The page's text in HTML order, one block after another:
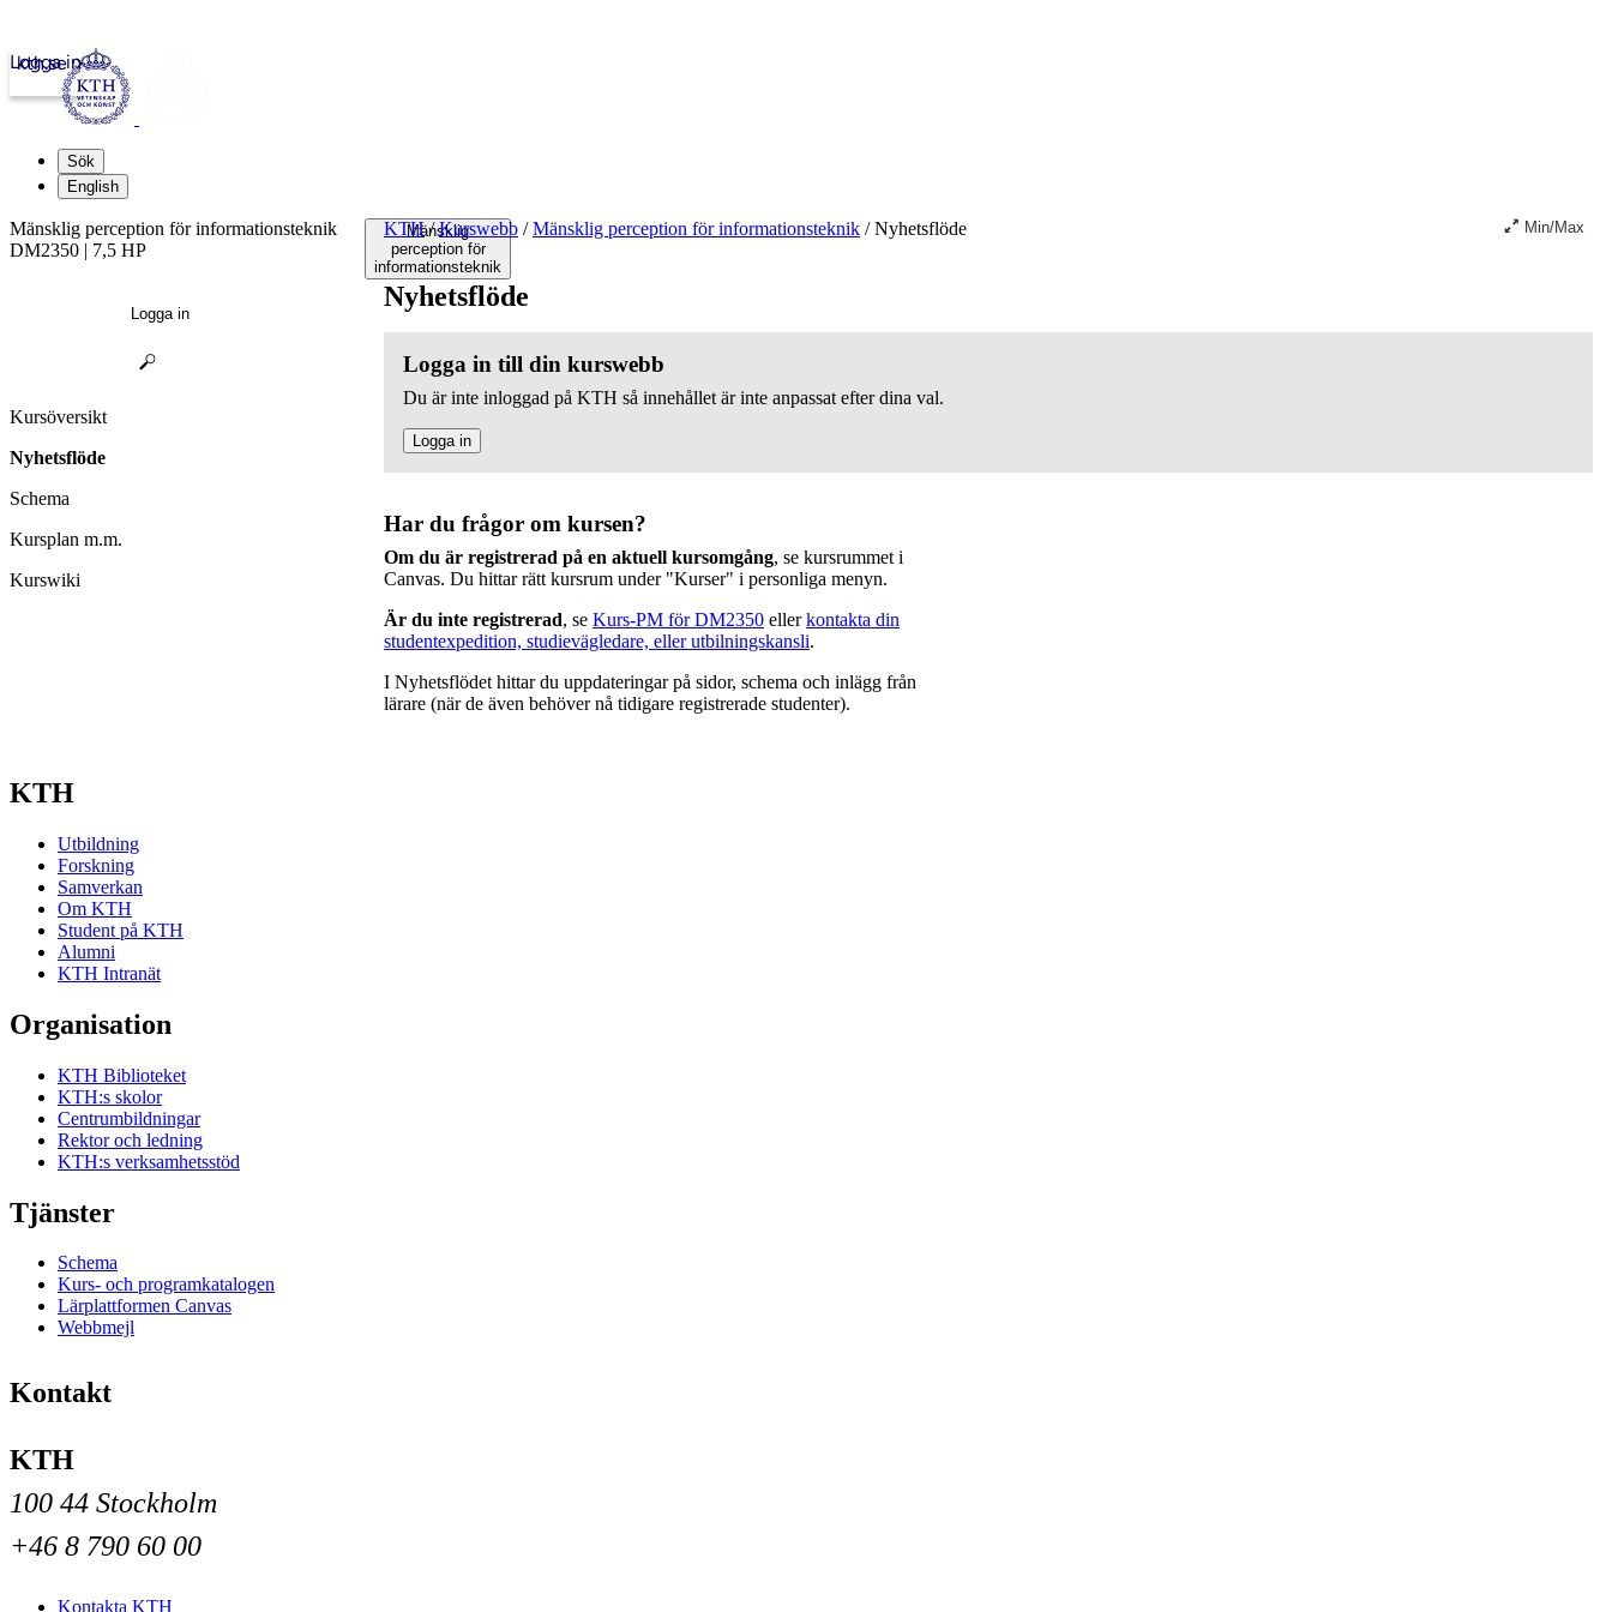
kth.se
Logga in
Sök
English
Mänsklig
perception för
informationsteknik
KTH / Kurswebb / Mänsklig perception för informationsteknik /Nyhetsflöde Min/Max
Nyhetsflöde
Logga in till din kurswebb
Du är inte inloggad på KTH så innehållet är inte anpassat efter dina val.
Logga in
Har du frågor om kursen?
Om du är registrerad på en aktuell kursomgång, se kursrummet i
Canvas. Du hittar rätt kursrum under "Kurser" i personliga menyn.
Är du inte registrerad, se Kurs-PM för DM2350 ellerkontakta din
studentexpedition, studievägledare, eller utbilningskansli.
I Nyhetsflödet hittar du uppdateringar på sidor, schema och inlägg från
lärare (när de även behöver nå tidigare registrerade studenter).
Mänsklig perception för informationsteknik
DM2350 | 7,5 HP
Logga in
Kursöversikt
Nyhetsflöde
Schema
Kursplan m.m.
Kurswiki
KTH
Utbildning
Forskning
Samverkan
Om KTH
Student på KTH
Alumni
KTH Intranät
Organisation
KTH Biblioteket
KTH:s skolor
Centrumbildningar
Rektor och ledning
KTH:s verksamhetsstöd
Tjänster
Schema
Kurs- och programkatalogen
Lärplattformen Canvas
Webbmejl
Kontakt
KTH
100 44 Stockholm
+46 8 790 60 00
Kontakta KTH